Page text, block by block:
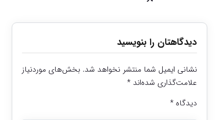
دیدگاهتان را بنویسید
نشانی ایمیل شما منتشر نخواهد شد. بخش‌های موردنیاز
علامت‌گذاری شده‌اند*
دیدگاه*